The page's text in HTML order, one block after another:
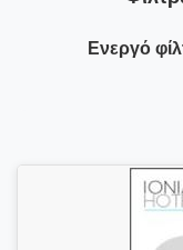
Ενεργό